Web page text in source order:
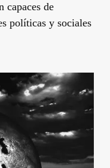
capaces de
políticas y sociales